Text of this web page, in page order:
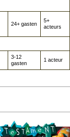
24+ gasten
5+
acteurs
3-12
gasten
1 acteur